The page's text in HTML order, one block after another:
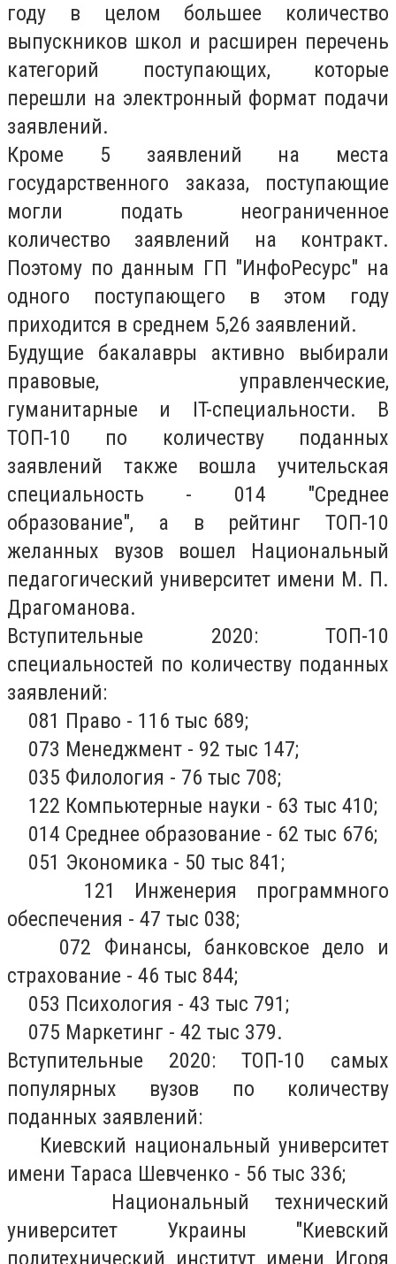
году в целом большее количество
выпускников школ и расширен перечень
категорий поступающих, которые
перешли на электронный формат подачи
заявлений.
Кроме 5 заявлений на места
государственного заказа, поступающие
могли подать неограниченное
количество заявлений на контракт.
Поэтому по данным ГП "ИнфоРесурс" на
одного поступающего в этом году
приходится в среднем 5,26 заявлений.
Будущие бакалавры активно выбирали
правовые, управленческие,
гуманитарные и IT-специальности. В
ТОП-10 по количеству поданных
заявлений также вошла учительская
специальность - 014 "Среднее
образование", а в рейтинг ТОП-10
желанных вузов вошел Национальный
педагогический университет имени М. П.
Драгоманова.
Вступительные 2020: ТОП-10
специальностей по количеству поданных
заявлений:
081 Право - 116 тыс 689;
073 Менеджмент - 92 тыс 147;
035 Филология - 76 тыс 708;
122 Компьютерные науки - 63 тыс 410;
014 Среднее образование - 62 тыс 676;
051 Экономика - 50 тыс 841;
121 Инженерия программного
обеспечения - 47 тыс 038;
072 Финансы, банковское дело и
страхование - 46 тыс 844;
053 Психология - 43 тыс 791;
075 Маркетинг - 42 тыс 379.
Вступительные 2020: ТОП-10 самых
популярных вузов по количеству
поданных заявлений:
Киевский национальный университет
имени Тараса Шевченко - 56 тыс 336;
Национальный технический
университет Украины "Киевский
политехнический институт имени Игоря